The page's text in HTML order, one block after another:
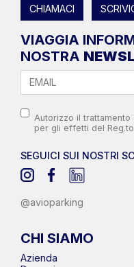
CHIAMACI
VIAGGIA
NOSTRA
Autorizzo il
per gli effetti del Reg.to
SEGUICI SUI NOSTRI
@avioparking
CHI SIAMO
Azienda